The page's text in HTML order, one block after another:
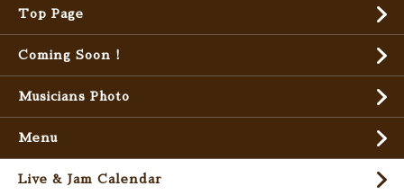
Top Page
Coming Soon !
Musicians Photo
Menu
Live & Jam Calendar